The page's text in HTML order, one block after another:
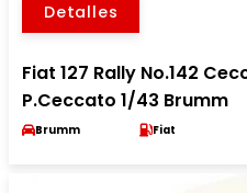
Detalles
Fiat 127 Rally No.142
P.Ceccato 1/43 Brumm
Brumm Fiat